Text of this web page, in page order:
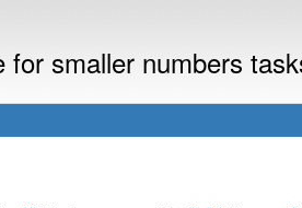
smaller numbers